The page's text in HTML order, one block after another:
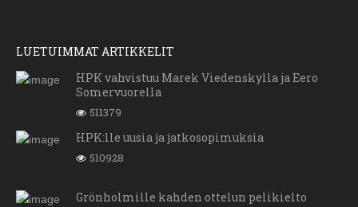
LUETUIMMAT ARTIKKELIT
HPK vahvistuu Marek Viedenskylla ja Eero
Somervuorella
511379
HPK:lle uusia ja jatkosopimuksia
510928
Grönholmille kahden ottelun pelikielto